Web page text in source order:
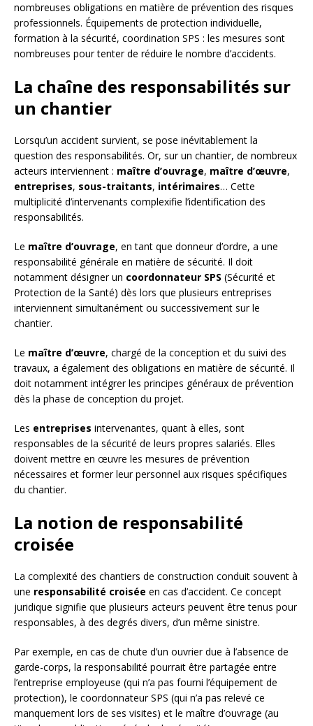
nombreuses obligations en matière de prévention des risques
professionnels. Équipements de protection individuelle,
formation à la sécurité, coordination SPS : les mesures sont
nombreuses pour tenter de réduire le nombre d’accidents.
La chaîne des responsabilités sur
un chantier
Lorsqu’un accident survient, se pose inévitablement la
question des responsabilités. Or, sur un chantier, de nombreux
acteurs interviennent : maître d’ouvrage, maître d’œuvre,
entreprises, sous-traitants, intérimaires… Cette
multiplicité d’intervenants complexifie l’identification des
responsabilités.
Le maître d’ouvrage, en tant que donneur d’ordre, a une
responsabilité générale en matière de sécurité. Il doit
notamment désigner un coordonnateur SPS (Sécurité et
Protection de la Santé) dès lors que plusieurs entreprises
interviennent simultanément ou successivement sur le
chantier.
Le maître d’œuvre, chargé de la conception et du suivi des
travaux, a également des obligations en matière de sécurité. Il
doit notamment intégrer les principes généraux de prévention
dès la phase de conception du projet.
Les entreprises intervenantes, quant à elles, sont
responsables de la sécurité de leurs propres salariés. Elles
doivent mettre en œuvre les mesures de prévention
nécessaires et former leur personnel aux risques spécifiques
du chantier.
La notion de responsabilité
croisée
La complexité des chantiers de construction conduit souvent à
une responsabilité croisée en cas d’accident. Ce concept
juridique signifie que plusieurs acteurs peuvent être tenus pour
responsables, à des degrés divers, d’un même sinistre.
Par exemple, en cas de chute d’un ouvrier due à l’absence de
garde-corps, la responsabilité pourrait être partagée entre
l’entreprise employeuse (qui n’a pas fourni l’équipement de
protection), le coordonnateur SPS (qui n’a pas relevé ce
manquement lors de ses visites) et le maître d’ouvrage (au